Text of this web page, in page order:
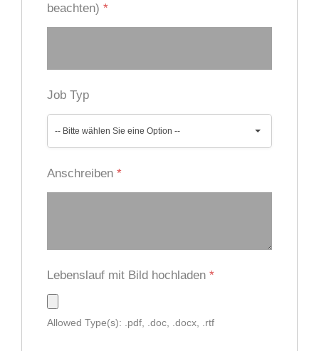
beachten) *
Job Typ
-- Bitte wählen Sie eine Option --
Anschreiben *
Lebenslauf mit Bild hochladen *
Allowed Type(s): .pdf, .doc, .docx, .rtf